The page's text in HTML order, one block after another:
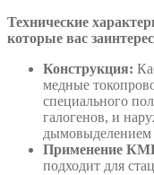
Технические
которые вас
Конструкция:
медные
специального
галогенов, и
дымовыделением
Применение
подходит для